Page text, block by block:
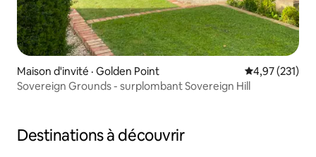
Maison d'invité · Golden Point Note
4,97 (231)
Sovereign Grounds - surplombant Sovereign Hill
Destinations à découvrir